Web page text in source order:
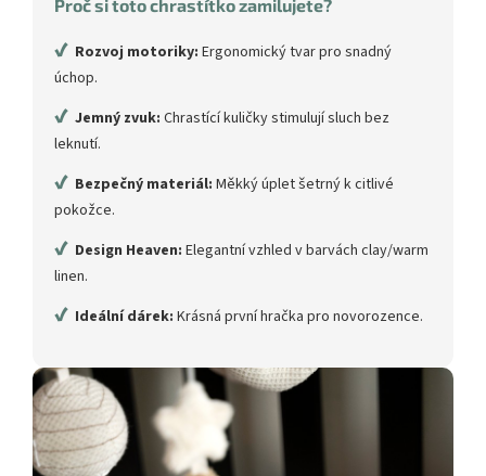
Proč si toto chrastítko zamilujete?
✔ Rozvoj motoriky: Ergonomický tvar pro snadný
úchop.
✔ Jemný zvuk: Chrastící kuličky stimulují sluch bez
leknutí.
✔ Bezpečný materiál: Měkký úplet šetrný k citlivé
pokožce.
✔ Design Heaven: Elegantní vzhled v barvách clay/warm
linen.
✔ Ideální dárek: Krásná první hračka pro novorozence.